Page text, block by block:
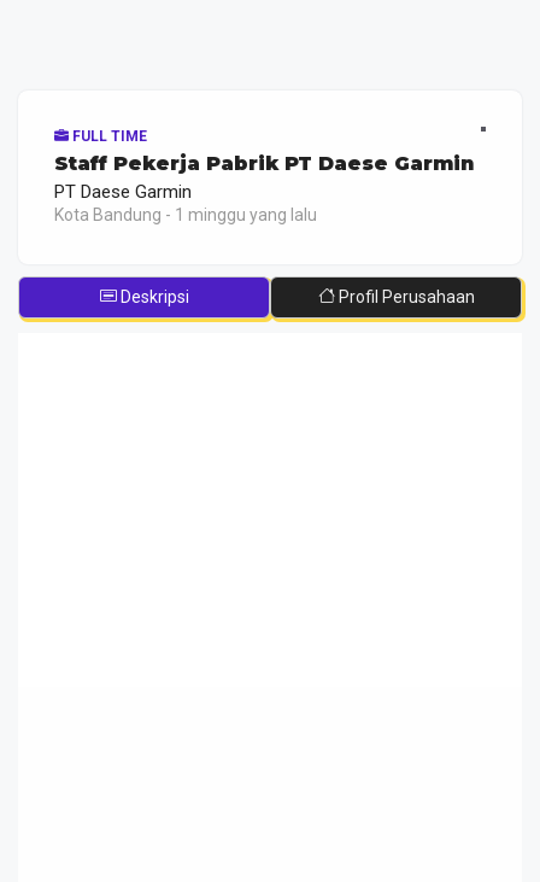
FULL TIME
Staff Pekerja Pabrik PT Daese Garmin
PT Daese Garmin
Kota Bandung - 1 minggu yang lalu
Deskripsi Profil Perusahaan